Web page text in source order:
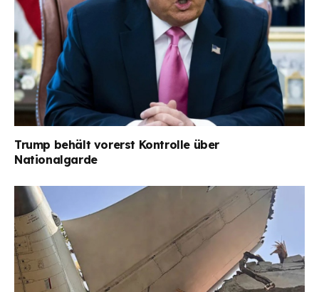
Trump behält vorerst Kontrolle über
Nationalgarde